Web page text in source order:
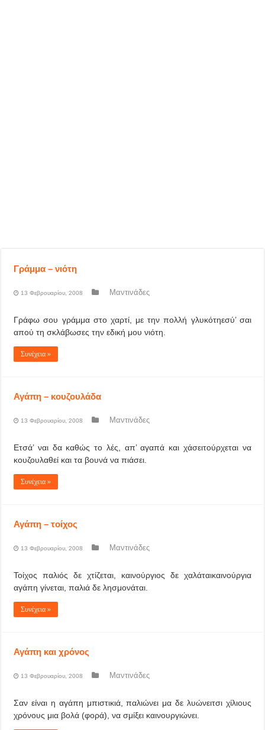
Γράμμα – νιότη
13 Φεβρουαρίου, 2008 Μαντινάδες
Γράφω σου γράμμα στο χαρτί, με την πολλή γλυκότηεσύ’ σαι
απού τη σκλάβωσες την εδική μου νιότη.
Συνέχεια »
Αγάπη – κουζουλάδα
13 Φεβρουαρίου, 2008 Μαντινάδες
Ετσά’ ναι δα καθώς το λές, απ’ αγαπά και χάσειτούρχεται να
κουζουλαθεί και τα βουνά να πιάσει.
Συνέχεια »
Αγάπη – τοίχος
13 Φεβρουαρίου, 2008 Μαντινάδες
Τοίχος παλιός δε χτίζεται, καινούργιος δε χαλάταικαινούργια
αγάπη γίνεται, παλιά δε λησμονάται.
Συνέχεια »
Αγάπη και χρόνος
13 Φεβρουαρίου, 2008 Μαντινάδες
Σαν είναι η αγάπη μπιστικιά, παλιώνει μα δε λυώνειτσι χίλιους
χρόνους μια βολά (φορά), να σμίξει καινουργιώνει.